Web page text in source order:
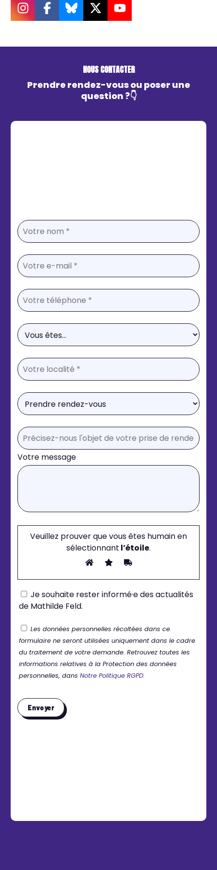
NOUS CONTACTER
Prendre rendez-vous ou poser une
question ?👇
Votre message
Veuillez prouver que vous êtes humain en
sélectionnant l’étoile.
Je souhaite rester informé·e des actualités
de Mathilde Feld.
Les données personnelles récoltées dans ce
formulaire ne seront utilisées uniquement dans le cadre
du traitement de votre demande. Retrouvez toutes les
informations relatives à la Protection des données
personnelles, dansNotre Politique RGPD.